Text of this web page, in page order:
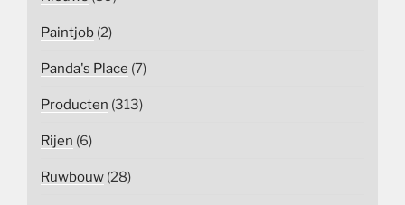
Paintjob (2)
Panda's Place (7)
Producten (313)
Rijen (6)
Ruwbouw (28)